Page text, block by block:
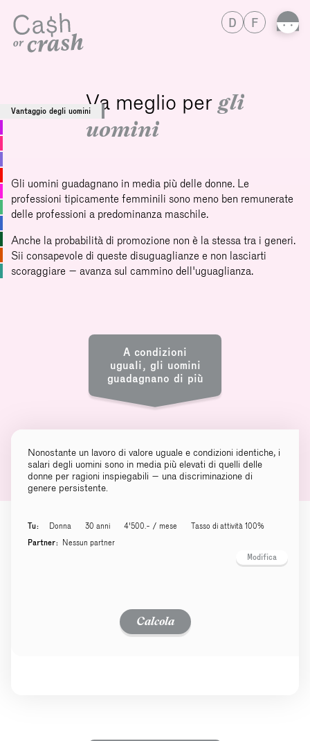
D F
Vantaggio degli uominiVa meglio per gli
uomini
Gli uomini guadagnano in media più delle donne. Le
professioni tipicamente femminili sono meno ben remunerate
delle professioni a predominanza maschile.
Anche la probabilità di promozione non è la stessa tra i generi.
Sii consapevole di queste disuguaglianze e non lasciarti
scoraggiare – avanza sul cammino dell'uguaglianza.
A condizioni
uguali, gli uomini
guadagnano di più
Nonostante un lavoro di valore uguale e condizioni identiche, i
salari degli uomini sono in media più elevati di quelli delle
donne per ragioni inspiegabili – una discriminazione di
genere persistente.
Tu: Donna 30 anni 4'500.- / mese
Tasso di attività 100%
Partner: Nessun partner
Modifica
Calcola